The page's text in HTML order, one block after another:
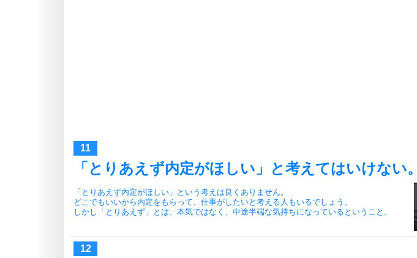
「とりあえず内定がほしい」と考えてはいけない。
「とりあえず内定がほしい」という考えは良くありません。
どこでもいいから内定をもらって、仕事がしたいと考える人もいるでしょう。
しかし「とりあえず」とは、本気ではなく、中途半端な気持ちになっているということ。